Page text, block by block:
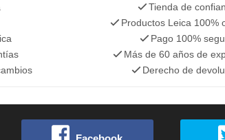
Tienda de
Productos Leica 100%
Pago 100%
Más de 60 años de
Derecho de